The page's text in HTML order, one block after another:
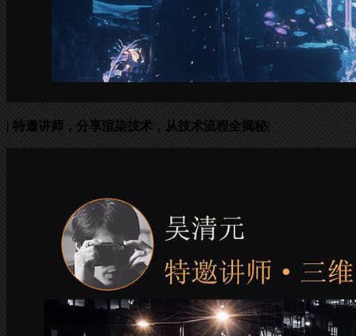
| 特邀讲师，分享渲染技术，从技术流程全揭秘|